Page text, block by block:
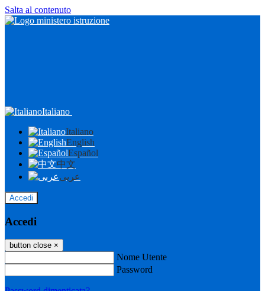
Salta al contenuto
Italiano
Italiano
English
Español
中文
عربى
Accedi
Accedi
button close ×
Nome Utente
Password